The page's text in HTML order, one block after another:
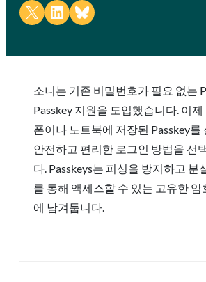
Share on X Share on LinkedIn
Share on Bluesky
소니는 기존 비밀번호가 필요 없는
Passkey 지원을 도입했습니다. 이
폰이나 노트북에 저장된 Passkey를
안전하고 편리한 로그인 방법을 선
다. Passkeys는 피싱을 방지하고 분
를 통해 액세스할 수 있는 고유한 암
에 남겨둡니다.